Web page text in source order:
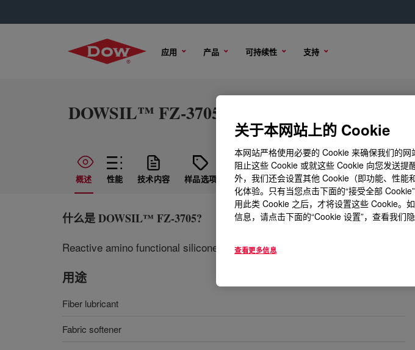
应用 产品 可持续性 支持
DOWSIL™ FZ-3705
概述 性能 技术内容 样品选项 购买选项
什么是DOWSIL™ FZ-3705?
Reactive amino functional silicone (250 cSt).
用途
Fiber lubricant
Fabric softener
关于本网站上的 Cookie
本网站严格使用必要的 Cookie 来确保我们的
阻止这些 Cookie 或就这些 Cookie 向您发送提
外，我们还会设置其他 Cookie（即功能、性能
化体验。只有当您点击下面的“接受全部
用此类 Cookie 之后，才将设置这些 Cookie。
信息，请点击下面的“Cookie 设置”，查看我们
查看更多信息